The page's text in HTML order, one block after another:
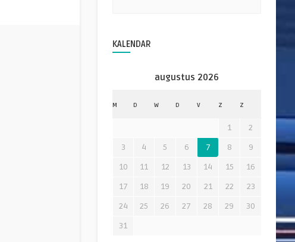
KALENDAR
augustus 2026
M D W D V Z Z
1
2
3
4 5 6 7 8
9
10
11 12 13 14 15
16
17
18 19 20 21 22
23
24
25 26 27 28 29
30
31